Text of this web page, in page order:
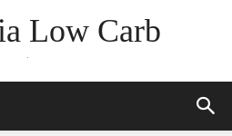
Low Carb